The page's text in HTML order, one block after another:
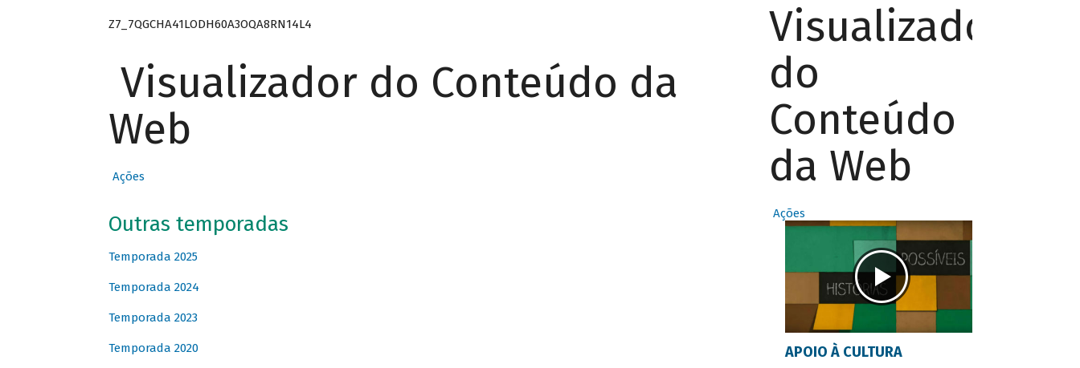
Z7_7QGCHA41LODH60A3OQA8RN14L4
Visualizador do Conteúdo da
Web
Ações
Outras temporadas
Temporada 2025
Temporada 2024
Temporada 2023
Temporada 2020
Visualizador
do
Conteúdo
da Web
Ações
APOIO À CULTURA